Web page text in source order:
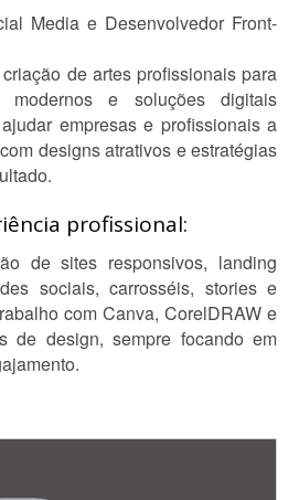
Media e Desenvolvedor Front-
de artes profissionais para
modernos e soluções digitais
empresas e profissionais a
designs atrativos e estratégias
profissional:
de sites responsivos, landing
sociais, carrosséis, stories e
com Canva, CorelDRAW e
de design, sempre focando em